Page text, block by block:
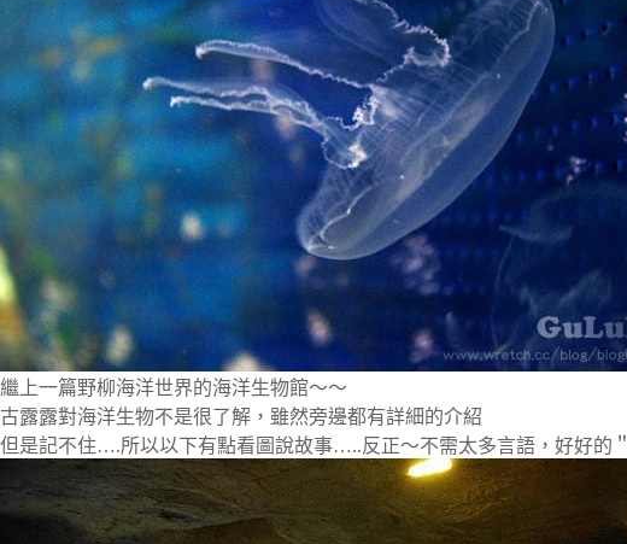
繼上一篇野柳海洋世界的海洋生物館～～
古露露對海洋生物不是很了解，雖然旁邊都有詳細的介紹
但是記不住….所以以下有點看圖說故事…..反正～不需太多言語，好好的